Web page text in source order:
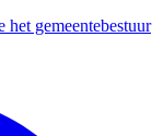
het gemeentebestuur